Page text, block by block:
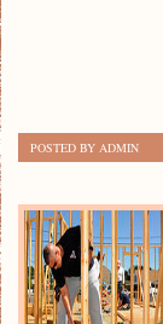
POSTED BY ADMIN